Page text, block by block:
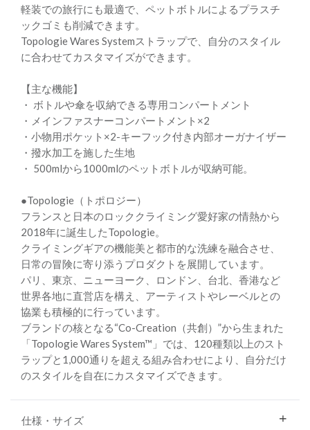
軽装での旅行にも最適で、ペットボトルによるプラスチ
ックゴミも削減できます。
Topologie Wares Systemストラップで、自分のスタイル
に合わせてカスタマイズができます。
【主な機能】
・ ボトルや傘を収納できる専用コンパートメント
・メインファスナーコンパートメント×2
・小物用ポケット×2-キーフック付き内部オーガナイザー
・撥水加工を施した生地
・ 500mlから1000mlのペットボトルが収納可能。
●Topologie（トポロジー）
フランスと日本のロッククライミング愛好家の情熱から
2018年に誕生したTopologie。
クライミングギアの機能美と都市的な洗練を融合させ、
日常の冒険に寄り添うプロダクトを展開しています。
パリ、東京、ニューヨーク、ロンドン、台北、香港など
世界各地に直営店を構え、アーティストやレーベルとの
協業も積極的に行っています。
ブランドの核となる“Co-Creation（共創）”から生まれた
「Topologie Wares System™」では、120種類以上のスト
ラップと1,000通りを超える組み合わせにより、自分だけ
のスタイルを自在にカスタマイズできます。
仕様・サイズ